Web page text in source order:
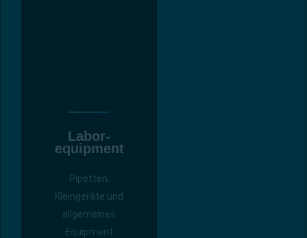
Labor­
equipment
Pipetten,
Kleingeräte und
allgemeines
Equipment